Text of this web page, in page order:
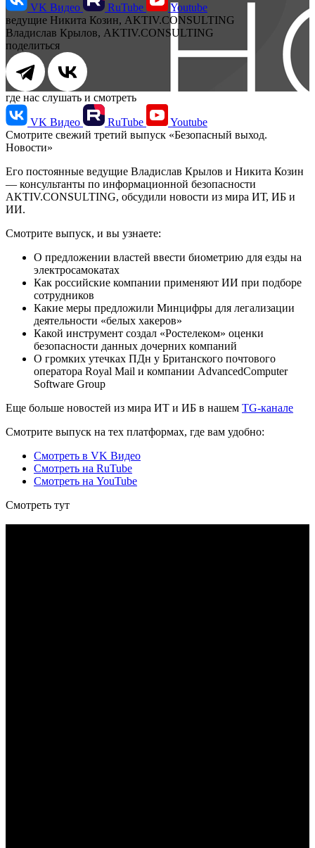
VK Видео RuTube
Youtube
ведущие Никита Козин, AKTIV.CONSULTING
Владислав Крылов, AKTIV.CONSULTING
поделиться
где нас слушать и смотреть
VK Видео RuTube
Youtube
Смотрите свежий третий выпуск «Безопасный выход.
Новости»
Его постоянные ведущие Владислав Крылов и Никита Козин
— консультанты по информационной безопасности
AKTIV.CONSULTING, обсудили новости из мира ИТ, ИБ и
ИИ.
Смотрите выпуск, и вы узнаете:
О предложении властей ввести биометрию для езды на
электросамокатах
Как российские компании применяют ИИ при подборе
сотрудников
Какие меры предложили Минцифры для легализации
деятельности «белых хакеров»
Какой инструмент создал «Ростелеком» оценки
безопасности данных дочерних компаний
О громких утечках ПДн у Британского почтового
оператора Royal Mail и компании AdvancedComputer
Software Group
Еще больше новостей из мира ИТ и ИБ в нашем TG-канале
Смотрите выпуск на тех платформах, где вам удобно:
Смотреть в VK Видео
Смотреть на RuTube
Смотреть на YouTube
Смотреть тут